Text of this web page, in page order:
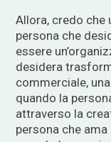
Allora, credo che
persona che
essere
desidera
commerciale,
quando la
attraverso la
persona che